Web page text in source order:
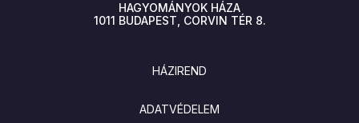
HAGYOMÁNYOK HÁZA
1011 BUDAPEST CORVIN TÉR 8.
HÁZIREND
ADATVÉDELEM